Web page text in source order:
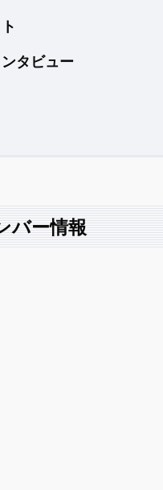
タビュー
バー情報